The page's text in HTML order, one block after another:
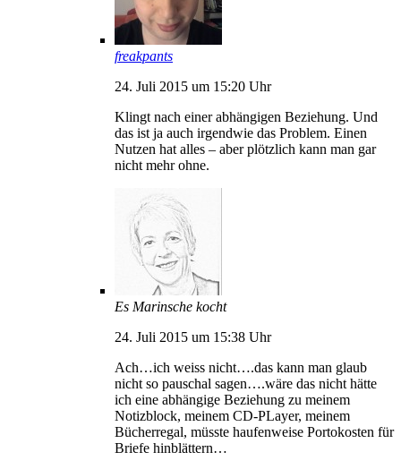
freakpants
24. Juli 2015 um 15:20 Uhr
Klingt nach einer abhängigen Beziehung. Und
das ist ja auch irgendwie das Problem. Einen
Nutzen hat alles – aber plötzlich kann man gar
nicht mehr ohne.
Es Marinsche kocht
24. Juli 2015 um 15:38 Uhr
Ach…ich weiss nicht….das kann man glaub
nicht so pauschal sagen….wäre das nicht hätte
ich eine abhängige Beziehung zu meinem
Notizblock, meinem CD-PLayer, meinem
Bücherregal, müsste haufenweise Portokosten für
Briefe hinblättern…